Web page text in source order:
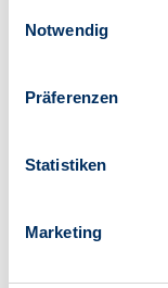
Notwendig
Präferenzen
Statistiken
Marketing
eine Sprache der
Umgang mit den
Gesundheit,
Ansprechpartner: